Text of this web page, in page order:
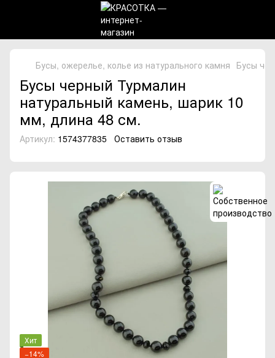
Бусы, ожерелье, колье из натурального камня Бусы
Бусы черный Турмалин
натуральный камень, шарик 10
мм, длина 48 см.
Артикул: 1574377835 Оставить отзыв
Хит
−14%